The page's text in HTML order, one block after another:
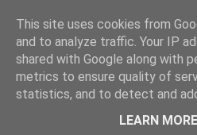
This site uses cookies from
and to analyze traffic. Your IP
shared with Google along with
metrics to ensure quality of
statistics, and to detect and
LEARN MORE